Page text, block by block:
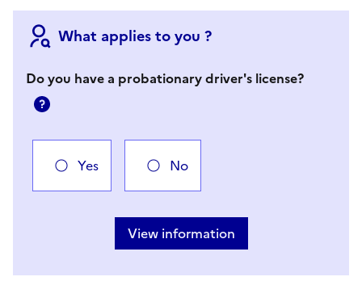
What applies to you ?
Do you have a probationary driver's license?
Yes No
View information